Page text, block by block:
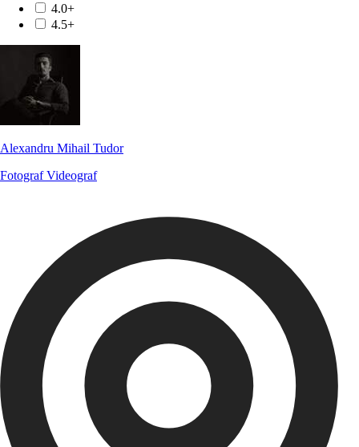
4.0+
4.5+
Alexandru Mihail Tudor
FotografVideograf